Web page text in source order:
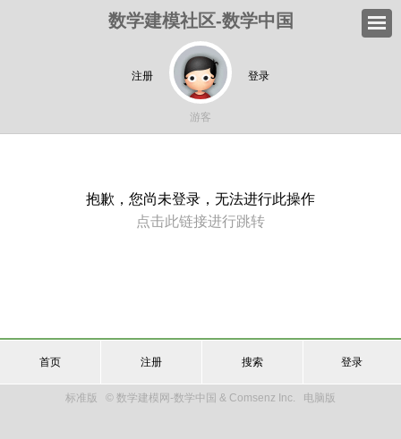
数学建模社区-数学中国
注册 登录
游客
抱歉，您尚未登录，无法进行此操作
点击此链接进行跳转
首页 注册 搜索 登录
标准版 © 数学建模网-数学中国 & Comsenz Inc. 电脑版